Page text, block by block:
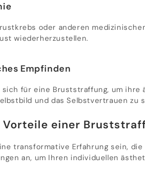
oder anderen
wiederherzustellen.
Empfinden
für eine Bruststraffung, um
und das Selbstvertrauen zu
Vorteile einer
transformative Erfahrung sein,
an, um Ihren individuellen